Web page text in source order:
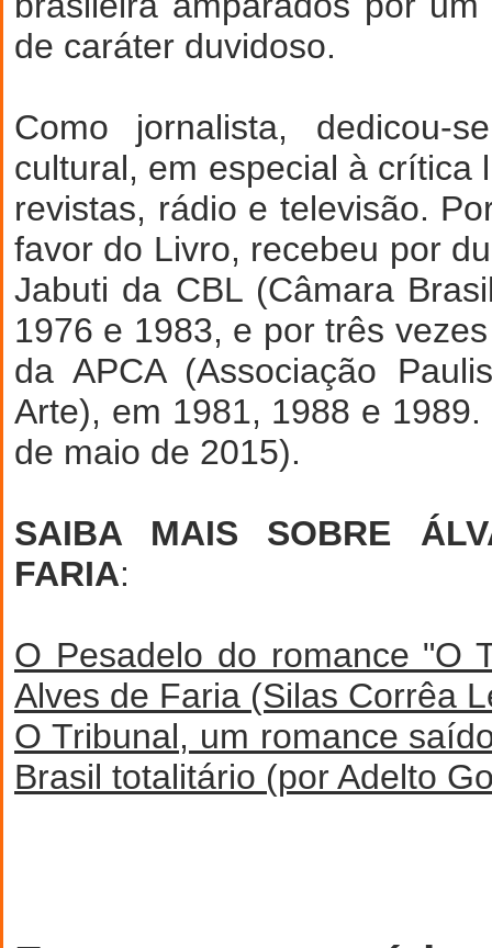
de caráter duvidoso.
Como jornalista, dedicou-
cultural, em especial à crítica
revistas, rádio e televisão.
favor do Livro, recebeu por
Jabuti da CBL (Câmara
1976 e 1983, e por três
da APCA (Associação
Arte), em 1981, 1988 e 1989.
de maio de 2015).
SAIBA MAIS SOBRE
FARIA:
O Pesadelo do romance "O
Alves de Faria (Silas Corrêa
O Tribunal, um romance
Brasil totalitário (por Adelto